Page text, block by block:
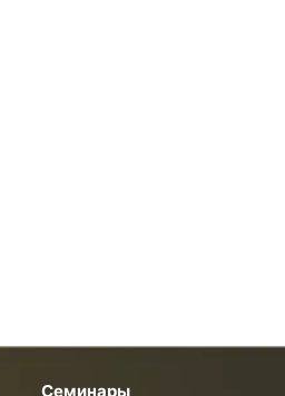
Семинары